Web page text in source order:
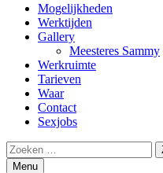
Mogelijkheden
Werktijden
Gallery
Meesteres Sammy
Werkruimte
Tarieven
Waar
Contact
Sexjobs
Search
Zoeken
naar:
Menu